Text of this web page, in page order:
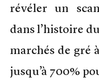
révéler un
dans l’histoire
marchés de gré
jusqu’à 700%